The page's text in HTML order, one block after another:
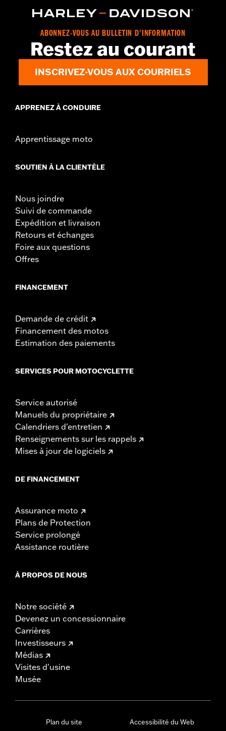
ABONNEZ-VOUS AU BULLETIN D'INFORMATION
Restez au courant
INSCRIVEZ-VOUS AUX COURRIELS
APPRENEZ À CONDUIRE
Apprentissage moto
SOUTIEN À LA CLIENTÈLE
Nous joindre
Suivi de commande
Expédition et livraison
Retours et échanges
Foire aux questions
Offres
FINANCEMENT
Demande de crédit
Financement des motos
Estimation des paiements
SERVICES POUR MOTOCYCLETTE
Service autorisé
Manuels du propriétaire
Calendriers d'entretien
Renseignements sur les rappels
Mises à jour de logiciels
DE FINANCEMENT
Assurance moto
Plans de Protection
Service prolongé
Assistance routière
À PROPOS DE NOUS
Notre société
Devenez un concessionnaire
Carrières
Investisseurs
Médias
Visites d'usine
Musée
Plan du site
Accessibilité du Web